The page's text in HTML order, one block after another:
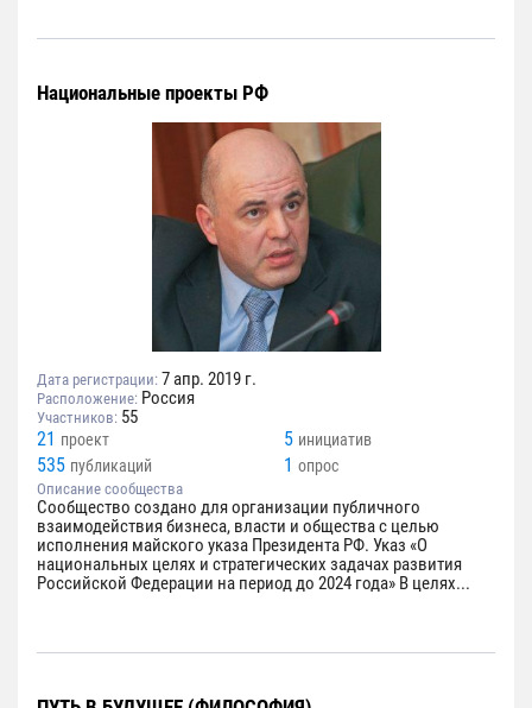
Национальные проекты РФ
Дата регистрации: 7 апр. 2019 г.
Расположение: Россия
Участников: 55
21 проект 5 инициатив
535 публикаций 1 опрос
Описание сообщества
Сообщество создано для организации публичного
взаимодействия бизнеса, власти и общества с целью
исполнения майского указа Президента РФ. Указ «О
национальных целях и стратегических задачах развития
Российской Федерации на период до 2024 года» В целях...